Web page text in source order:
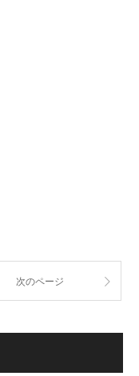
次のページ